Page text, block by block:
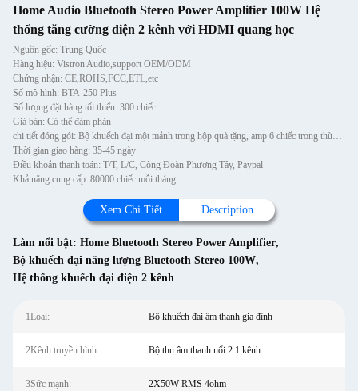
Home Audio Bluetooth Stereo Power Amplifier 100W Hệ
thống tăng cường điện 2 kênh với HDMI quang học
Nguồn gốc: Trung Quốc
Hàng hiệu: Vistron Audio,support OEM/ODM
Chứng nhận: CE,ROHS,FCC,ETL,etc
Số mô hình: BTA-250 Plus
Số lượng đặt hàng tối thiểu: 300 chiếc
Giá bán: Có thể đàm phán
chi tiết đóng gói: Bộ khuếch đại một mảnh trong hộp quà tặng, amp 6 chiếc trong thùng carton
Thời gian giao hàng: 35-45 ngày
Điều khoản thanh toán: T/T, L/C, Công Đoàn Phương Tây, Paypal
Khả năng cung cấp: 80000 chiếc mỗi tháng
Xem Chi Tiết Description
Làm nổi bật: Home Bluetooth Stereo Power Amplifier,
Bộ khuếch đại năng lượng Bluetooth Stereo 100W,
Hệ thống khuếch đại điện 2 kênh
1Loại: Bộ khuếch đại âm thanh gia đình
2Kênh truyền hình: Bộ thu âm thanh nổi 2.1 kênh
3Sức mạnh: 2X50W RMS 4ohm